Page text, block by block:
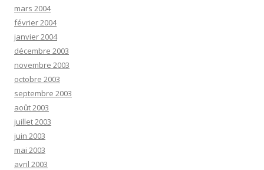
mars 2004
février 2004
janvier 2004
décembre 2003
novembre 2003
octobre 2003
septembre 2003
août 2003
juillet 2003
juin 2003
mai 2003
avril 2003